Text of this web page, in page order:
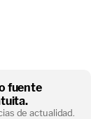
fuente
de actualidad.